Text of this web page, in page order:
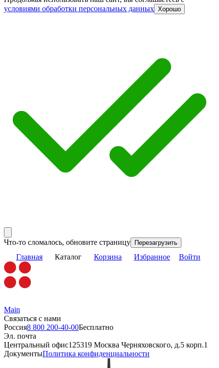
условиями обработки персональных данных Хорошо
Что-то сломалось, обновите страницу Перезагрузить
Главная Каталог Корзина Избранное Войти
Main
Связаться с нами
Россия8 800 200-40-00Бесплатно
Эл. почта
Центральный офис125319 Москва Черняховского, д.5 корп.1
ДокументыПолитика конфиденциальности